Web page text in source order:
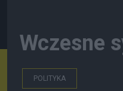
Wczesne
POLITYKA